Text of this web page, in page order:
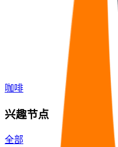
咖啡
兴趣节点
全部